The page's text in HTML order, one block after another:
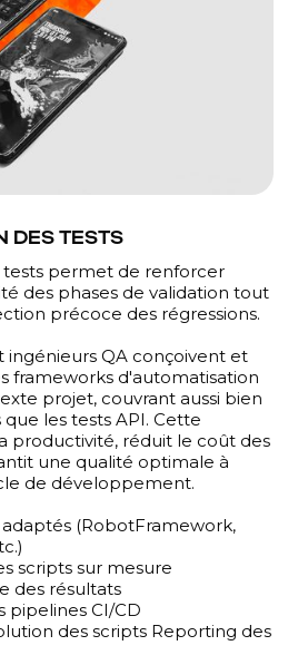
DES TESTS
tests permet de renforcer
des phases de validation tout
précoce des régressions.
ingénieurs QA conçoivent et
frameworks d'automatisation
projet, couvrant aussi bien
les tests API. Cette
productivité, réduit le coût des
une qualité optimale à
de développement.
(RobotFramework,
scripts sur mesure
des résultats
pipelines CI/CD
des scripts Reporting des